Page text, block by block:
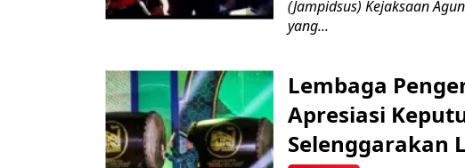
(Jampidsus) Kejaksaan
yang...
Lembaga
Apresiasi
Selenggarakan